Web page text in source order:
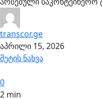
transcor.ge
აპრილი 15, 2026
მეტის ნახვა
0
2 min